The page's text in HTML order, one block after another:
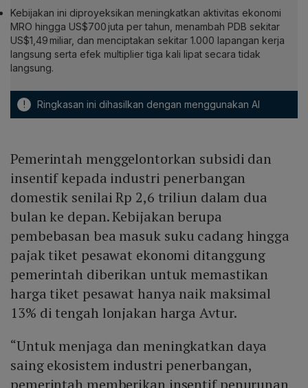
Kebijakan ini diproyeksikan meningkatkan aktivitas ekonomi
MRO hingga US$700 juta per tahun, menambah PDB sekitar
US$1,49 miliar, dan menciptakan sekitar 1.000 lapangan kerja
langsung serta efek multiplier tiga kali lipat secara tidak
langsung.
! Ringkasan ini dihasilkan dengan menggunakan AI
Pemerintah menggelontorkan subsidi dan
insentif kepada industri penerbangan
domestik senilai Rp 2,6 triliun dalam dua
bulan ke depan. Kebijakan berupa
pembebasan bea masuk suku cadang hingga
pajak tiket pesawat ekonomi ditanggung
pemerintah diberikan untuk memastikan
harga tiket pesawat hanya naik maksimal
13% di tengah lonjakan harga Avtur.
“Untuk menjaga dan meningkatkan daya
saing ekosistem industri penerbangan,
pemerintah memberikan insentif penurunan